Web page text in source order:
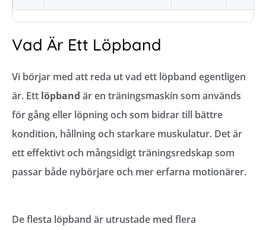
Vad Är Ett Löpband
Vi börjar med att reda ut vad ett löpband egentligen
är. Ett löpband är en träningsmaskin som används
för gång eller löpning och som bidrar till bättre
kondition, hållning och starkare muskulatur. Det är
ett effektivt och mångsidigt träningsredskap som
passar både nybörjare och mer erfarna motionärer.
De flesta löpband är utrustade med flera